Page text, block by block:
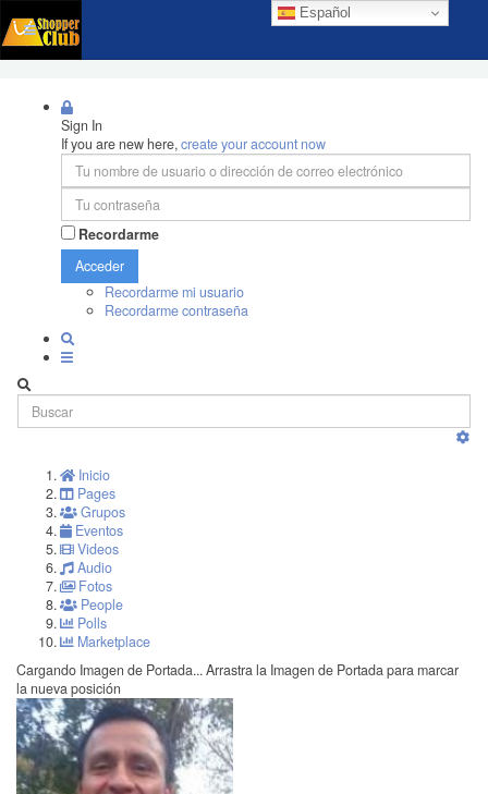
Español
Sign In
If you are new here,create your account now
Recordarme
Acceder
Recordarme mi usuario
Recordarme contraseña
Inicio
Pages
Grupos
Eventos
Videos
Audio
Fotos
People
Polls
Marketplace
Cargando Imagen de Portada... Arrastra la Imagen de Portada para marcar
la nueva posición